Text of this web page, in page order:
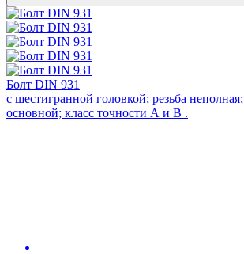
Болт DIN 931
с шестигранной головкой; резьба
основной; класс точности А и В .